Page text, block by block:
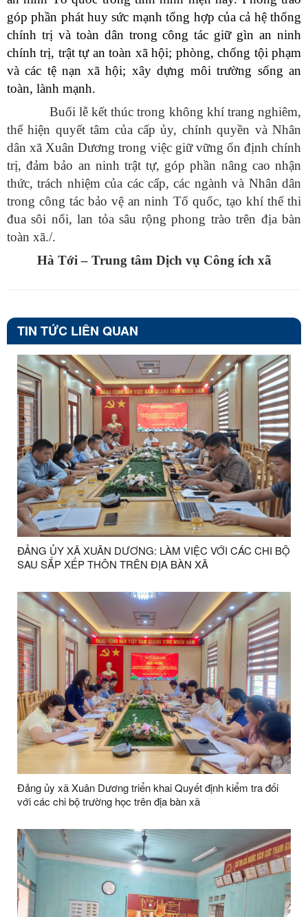
góp phần phát huy sức mạnh tổng hợp của cả hệ thống
chính trị và toàn dân trong công tác giữ gìn an ninh
chính trị, trật tự an toàn xã hội; phòng, chống tội phạm
và các tệ nạn xã hội; xây dựng môi trường sống an
toàn, lành mạnh.
Buổi lễ kết thúc trong không khí trang nghiêm,
thể hiện quyết tâm của cấp ủy, chính quyền và Nhân
dân xã Xuân Dương trong việc giữ vững ổn định chính
trị, đảm bảo an ninh trật tự, góp phần nâng cao nhận
thức, trách nhiệm của các cấp, các ngành và Nhân dân
trong công tác bảo vệ an ninh Tổ quốc, tạo khí thế thi
đua sôi nổi, lan tỏa sâu rộng phong trào trên địa bàn
toàn xã./.
Hà Tới – Trung tâm Dịch vụ Công ích xã
TIN TỨC LIÊN QUAN
ĐẢNG ỦY XÃ XUÂN DƯƠNG: LÀM VIỆC VỚI CÁC CHI BỘ
SAU SẮP XẾP THÔN TRÊN ĐỊA BÀN XÃ
Đảng ủy xã Xuân Dương triển khai Quyết định kiểm tra đối
với các chi bộ trường học trên địa bàn xã